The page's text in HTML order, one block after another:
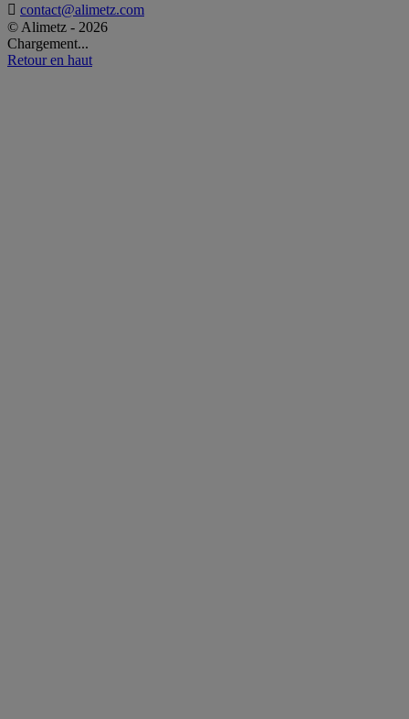
 contact@alimetz.com
© Alimetz - 2026
Chargement...
Retour en haut